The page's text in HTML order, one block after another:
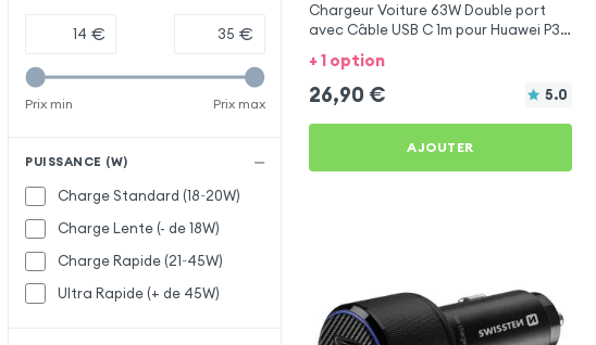
€ €
Prix min Prix max
PUISSANCE (W)
Charge Standard (18~20W)
Charge Lente (- de 18W)
Charge Rapide (21~45W)
Ultra Rapide (+ de 45W)
Chargeur Voiture 63W Double port
avec Câble USB C 1m pour Huawei P30
Lite
+ 1 option
26,90 € 5.0
AJOUTER